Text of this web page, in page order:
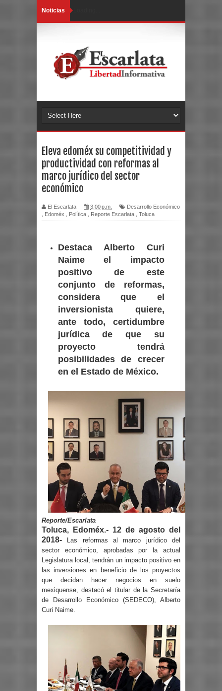
Noticias
Eleva edoméx su competitividad y
productividad con reformas al
marco jurídico del sector
económico
El Escarlata 3:00 p.m.
Desarrollo Económico
Edoméx Política Reporte Escarlata Toluca
Destaca Alberto Curi
Naime el impacto
positivo de este
conjunto de reformas,
considera que el
inversionista quiere,
ante todo, certidumbre
jurídica de que su
proyecto tendrá
posibilidades de crecer
en el Estado de México.
Reporte/Escarlata
Toluca, Edoméx.- 12 de agosto del
2018-
Las reformas al marco jurídico del
sector económico, aprobadas por la actual
Legislatura local, tendrán un impacto positivo en
las inversiones en beneficio de los proyectos
que decidan hacer negocios en suelo
mexiquense, destacó el titular de la Secretaría
de Desarrollo Económico (SEDECO), Alberto
Curi Naime.